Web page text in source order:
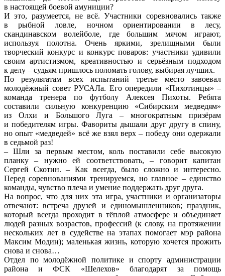
в настоящей боевой амуниции?
И это, разумеется, не всё. Участники соревновались также
в рыбной ловле, ночном ориентировании в лесу,
скандинавском волейболе, где большим мячом играют,
используя полотна. Очень яркими, зрелищными были
творческий конкурс и конкурс поваров: участники удивили
своим артистизмом, креативностью и серьёзным подходом
к делу – судьям пришлось поломать голову, выбирая лучших.
По результатам всех испытаний третье место завоевал
молодёжный совет РУСАЛа. Его опередили «Пихотинцы» –
команда тренера по футболу Алексея Пихоты. Ребята
составили сильную конкуренцию «Сибирским медведям»
из Олхи и Большого Луга – многократным призёрам
и победителям игры. Фавориты дышали друг другу в спину,
но опыт «медведей» всё же взял верх – победу они одержали
в седьмой раз!
– Шли за первым местом, коль поставили себе высокую
планку – нужно ей соответствовать, – говорит капитан
Сергей Скотин. – Как всегда, было сложно и интересно.
Перед соревнованиями тренируемся, но главное – единство
команды, чувство плеча и умение поддержать друг друга.
На вопрос, что для них эта игра, участники и организаторы
отвечают: встреча друзей и единомышленников; праздник,
который всегда проходит в тёплой атмосфере и объединяет
людей разных возрастов, профессий (к слову, на протяжении
нескольких лет в судействе на этапах помогает мэр района
Максим Модин); маленькая жизнь, которую хочется прожить
снова и снова…
Отдел по молодёжной политике и спорту администрации
района и ФСК «Шелехов» благодарят за помощь